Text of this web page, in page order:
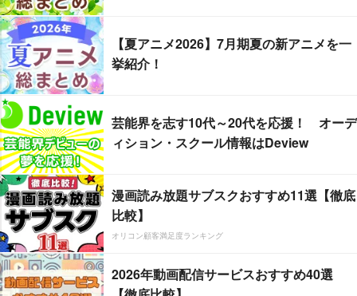
【夏アニメ2026】7月期夏の新アニメを一
挙紹介！
芸能界を志す10代～20代を応援！ オーデ
ィション・スクール情報はDeview
漫画読み放題サブスクおすすめ11選【徹底
比較】
オリコン顧客満足度ランキング
2026年動画配信サービスおすすめ40選